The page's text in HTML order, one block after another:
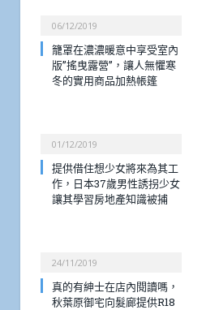
06/12/2019
籠罩在濃濃暖意中享受室內
版”搖曳露營”，讓人無懼寒
冬的實用商品加熱帳篷
01/12/2019
提供借住想少女將來為其工
作，日本37歲男性誘拐少女
讓其學習房地產知識被捕
24/11/2019
真的有紳士在店內閱讀嗎，
秋葉原御宅向髮廊提供R18